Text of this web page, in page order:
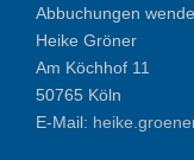
Abbuchungen
Heike Gröner
Am Köchhof 11
50765 Köln
E-Mail: